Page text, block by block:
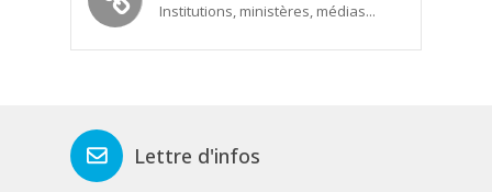
Institutions, ministères, médias...
Lettre d'infos